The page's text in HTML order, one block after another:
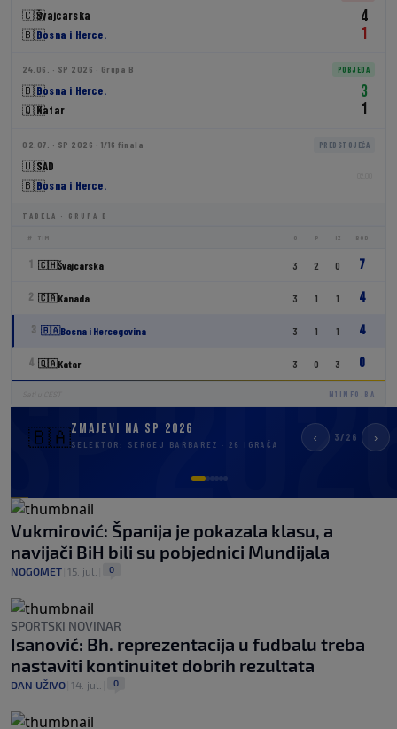
🇨🇭Švajcarska
🇧🇦Bosna i Herce.
4
1
24.06. · SP 2026 · Grupa B POBJEDA
🇧🇦Bosna i Herce.
🇶🇦Katar
3
1
02.07. · SP 2026 · 1/16 finala PREDSTOJEĆA
🇺🇸SAD
🇧🇦Bosna i Herce.
TABELA · GRUPA B
# TIM O P IZ BOD
1 🇨🇭Švajcarska 3 2 0 7
2 🇨🇦Kanada 3 1 1 4
3 🇧🇦Bosna i Hercegovina 3 1 1 4
4 🇶🇦Katar 3 0 3 0
N1INFO.BA
🇧🇦Zmajevi na SP 2026
SELEKTOR: SERGEJ BARBAREZ · 26 IGRAČA ‹ 3/26 ›
Osman Hadžikić
SLAVEN BELUPO
5
Sead Kolašinac
ATALANTA
Amar Dedić
SL BENFICA
Nihad Mujakić
GAZIANTEP FK
Vukmirović: Španija je pokazala klasu, a
navijači BiH bili su pobjednici Mundijala
NOGOMET 15. jul. 0
SPORTSKI NOVINAR
Isanović: Bh. reprezentacija u fudbalu treba
nastaviti kontinuitet dobrih rezultata
DAN UŽIVO 14. jul. 0